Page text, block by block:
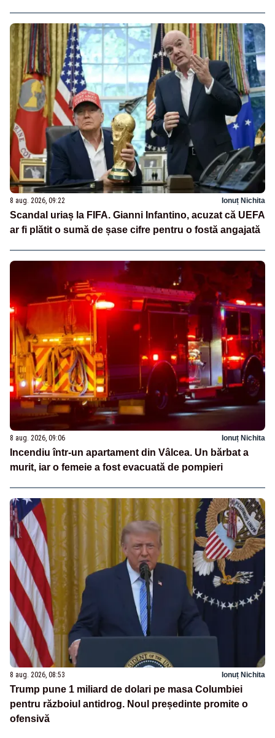
8 aug. 2026, 09:22 Ionuț Nichita
Scandal uriaș la FIFA. Gianni Infantino, acuzat că UEFA
ar fi plătit o sumă de șase cifre pentru o fostă angajată
8 aug. 2026, 09:06 Ionuț Nichita
Incendiu într-un apartament din Vâlcea. Un bărbat a
murit, iar o femeie a fost evacuată de pompieri
8 aug. 2026, 08:53 Ionuț Nichita
Trump pune 1 miliard de dolari pe masa Columbiei
pentru războiul antidrog. Noul președinte promite o
ofensivă